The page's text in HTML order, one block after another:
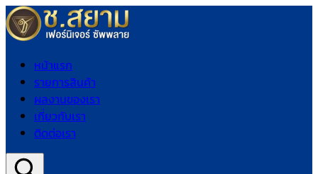
หน้าแรก
รายการสินค้า
ผลงานของเรา
เกี่ยวกับเรา
ติดต่อเรา